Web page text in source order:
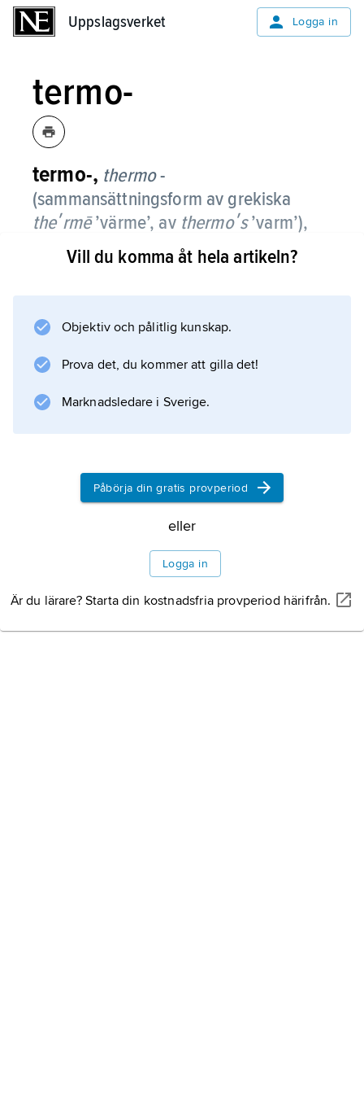
Uppslagsverket Logga in
termo-
termo-, thermo-
(sammansättningsform av grekiska
theʹrmē’värme’, av thermoʹs’varm’),
förled med betydelsen ’värme-’,
’temperatur-’ i ord somtermometer
Vill du komma åt hela artikeln?
Objektiv och pålitlig kunskap.
Prova det, du kommer att gilla det!
Marknadsledare i Sverige.
Påbörja din gratis provperiod
eller
Logga in
Är du lärare? Starta din kostnadsfria provperiod härifrån.